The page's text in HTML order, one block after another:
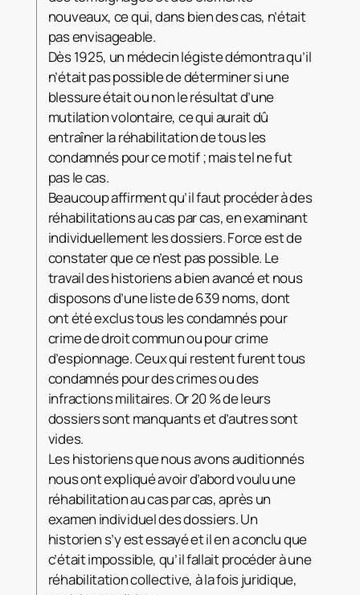
nouveaux, ce qui, dans bien des cas, n’était
pas envisageable.
Dès 1925, un médecin légiste démontra qu’il
n’était pas possible de déterminer si une
blessure était ou non le résultat d’une
mutilation volontaire, ce qui aurait dû
entraîner la réhabilitation de tous les
condamnés pour ce motif ; mais tel ne fut
pas le cas.
Beaucoup affirment qu’il faut procéder à des
réhabilitations au cas par cas, en examinant
individuellement les dossiers. Force est de
constater que ce n’est pas possible. Le
travail des historiens a bien avancé et nous
disposons d’une liste de 639 noms, dont
ont été exclus tous les condamnés pour
crime de droit commun ou pour crime
d’espionnage. Ceux qui restent furent tous
condamnés pour des crimes ou des
infractions militaires. Or 20 % de leurs
dossiers sont manquants et d’autres sont
vides.
Les historiens que nous avons auditionnés
nous ont expliqué avoir d’abord voulu une
réhabilitation au cas par cas, après un
examen individuel des dossiers. Un
historien s’y est essayé et il en a conclu que
c’était impossible, qu’il fallait procéder à une
réhabilitation collective, à la fois juridique,